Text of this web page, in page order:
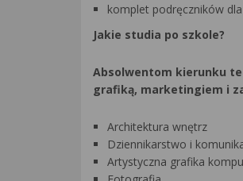
komplet podręczników
Jakie studia po szkole?
Absolwentom kierunku
grafiką, marketingiem i
Architektura wnętrz
Dziennikarstwo i
Artystyczna grafika